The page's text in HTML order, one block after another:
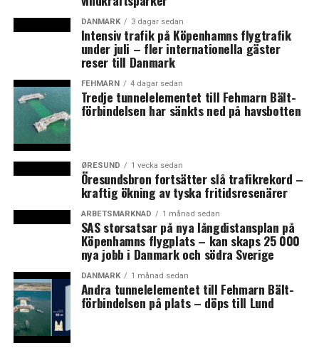
Danmark vill hyra 300 fängelseplatser i Kosovo för
utvisningsdömda utlänningar
Nu kan danskar logga in med NemID på skatteverket.se
– men inte se sina skatteuppgifter
DANMARK 3 dagar sedan
Intensiv trafik på Köpenhamns flygtrafik
under juli – fler internationella gäster
reser till Danmark
FEHMARN 4 dagar sedan
Tredje tunnelelementet till Fehmarn Bält-
förbindelsen har sänkts ned på havsbotten
ØRESUND 1 vecka sedan
Öresundsbron fortsätter slå trafikrekord –
kraftig ökning av tyska fritidsresenärer
ARBETSMARKNAD 1 månad sedan
SAS storsatsar på nya långdistansplan på
Köpenhamns flygplats – kan skaps 25 000
nya jobb i Danmark och södra Sverige
DANMARK 1 månad sedan
Andra tunnelelementet till Fehmarn Bält-
förbindelsen på plats – döps till Lund